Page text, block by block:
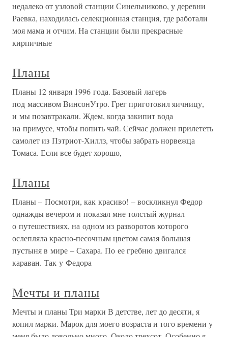
недалеко от узловой станции Синельниково, у деревни
Раевка, находилась селекционная станция, где работали
моя мама и отчим. На станции были прекрасные
кирпичные
Планы
Планы 12 января 1996 года. Базовый лагерь
под массивом ВинсонУтро. Грег приготовил яичницу,
и мы позавтракали. Ждем, когда закипит вода
на примусе, чтобы попить чай. Сейчас должен прилететь
самолет из Пэтриот-Хиллз, чтобы забрать норвежца
Томаса. Если все будет хорошо,
Планы
Планы – Посмотри, как красиво! – воскликнул Федор
однажды вечером и показал мне толстый журнал
о путешествиях, на одном из разворотов которого
ослепляла красно-песочным цветом самая большая
пустыня в мире – Сахара. По ее гребню двигался
караван. Так у Федора
Мечты и планы
Мечты и планы Три марки В детстве, лет до десяти, я
копил марки. Марок для моего возраста и того времени у